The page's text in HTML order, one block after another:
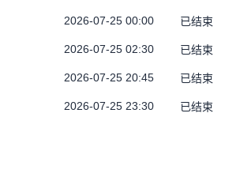
2026-07-25 00:00 已结束
2026-07-25 02:30 已结束
2026-07-25 20:45 已结束
2026-07-25 23:30 已结束